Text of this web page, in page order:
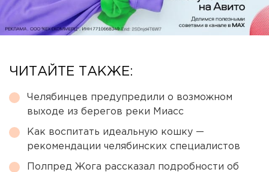
ЧИТАЙТЕ ТАКЖЕ:
Челябинцев предупредили о возможном
выходе из берегов реки Миасс
Как воспитать идеальную кошку —
рекомендации челябинских специалистов
Полпред Жога рассказал подробности об